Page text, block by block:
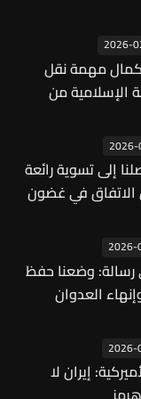
2026-
مهمة نقل
الإسلامية من
إلى تسوية رائعة
الاتفاق في غضون
رسالة: وضعنا حفظ
العدوان
2026-
إيران لا